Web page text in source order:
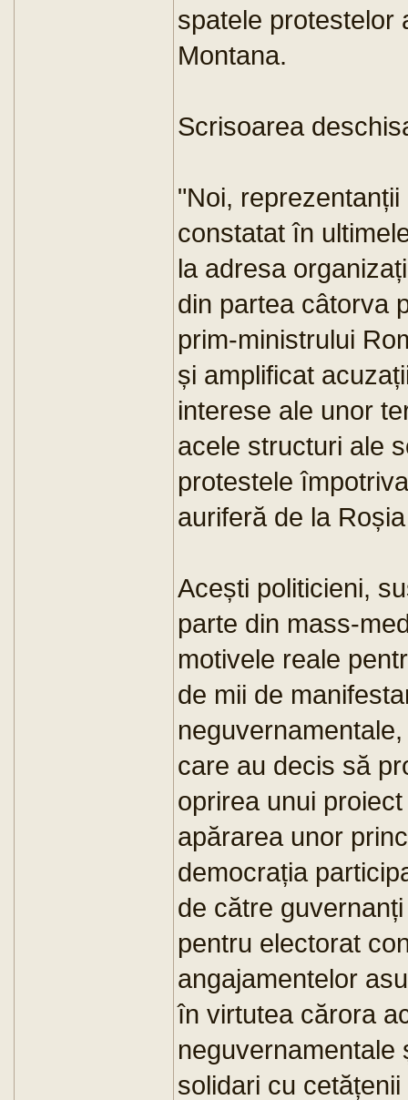
spatele protestelor
Montana.
Scrisoarea
"Noi,
constatat în
la adresa
din partea câtorva
prim-ministrului
și amplificat
interese ale unor
acele structuri ale
protestele
auriferă de la
Acești politicieni,
parte din mass-
motivele reale
de mii de
care au decis să
oprirea unui
apărarea unor
democrația
de către
pentru electorat
angajamentelor
în virtutea cărora
neguvernamentale
solidari cu